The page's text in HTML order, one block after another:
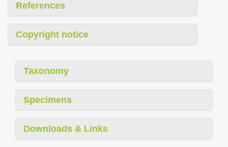
References
Copyright notice
Taxonomy
Specimens
Downloads & Links